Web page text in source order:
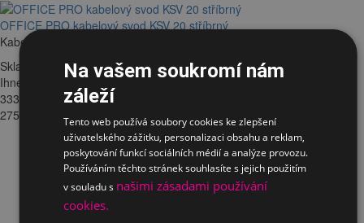
OFFICE PRO kabelový svod KSV 20 stříbrný
Kabelový svod určený pro stoly standardní výšky, délka svodu 82 cm.
Skladem
Ihned k expedici
333
275 Kč bez DPH
Na vašem soukromí nám
záleží
Tento web používá soubory cookies ke zlepšení
uživatelského zážitku, personalizaci obsahu a reklam,
poskytování funkcí sociálních médií a analýze provozu.
Používáním těchto stránek souhlasíte s jejich použitím
v souladu s našimi zásadami používání
cookies.